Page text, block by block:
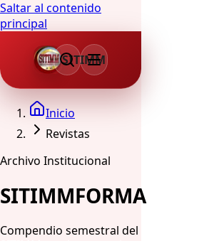
Saltar al contenido
principal
SITIMM
Inicio
Revistas
Archivo Institucional
SITIMMFORMA
Compendio semestral del